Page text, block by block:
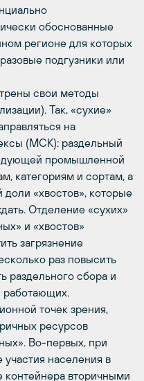
обоснованные
регионе для которых
подгузники или
свои методы
Так, «сухие»
на
(МСК): раздельный
промышленной
категориям и сортам, а
доли «хвостов», которые
Отделение «сухих»
и «хвостов»
загрязнение
раз повысить
раздельного сбора и
работающих.
точек зрения,
ресурсов
Во-первых, при
населения в
контейнера вторичными